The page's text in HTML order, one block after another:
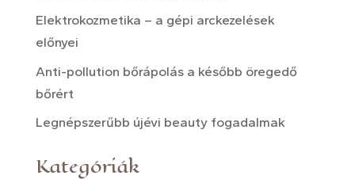
Elektrokozmetika – a gépi arckezelések
előnyei
Anti-pollution bőrápolás a később öregedő
bőrért
Legnépszerűbb újévi beauty fogadalmak
Kategóriák